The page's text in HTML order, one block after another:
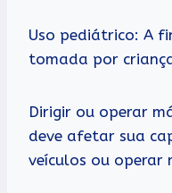
Uso pediátrico: A
tomada por
Dirigir ou operar
deve afetar sua
veículos ou operar